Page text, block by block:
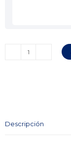
LOS
Descripción